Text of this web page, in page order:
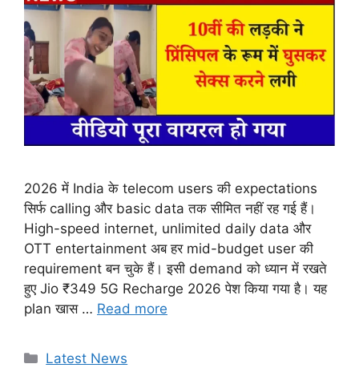
2026 में India के telecom users की expectations
सिर्फ calling और basic data तक सीमित नहीं रह गई हैं।
High-speed internet, unlimited daily data और
OTT entertainment अब हर mid-budget user की
requirement बन चुके हैं। इसी demand को ध्यान में रखते
हुए Jio ₹349 5G Recharge 2026 पेश किया गया है। यह
plan खास … Read more
Categories
Latest News